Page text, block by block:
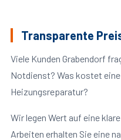
Transparente
Viele Kunden Grabendorf
Notdienst? Was kostet
Heizungsreparatur?
Wir legen Wert auf eine
Arbeiten erhalten Sie eine